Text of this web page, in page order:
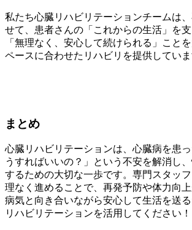
私たち心臓リハビリテーションチームは
せて、患者さんの「これからの生活」を支
「無理なく、安心して続けられる」こと
ペースに合わせたリハビリを提供していま
まとめ
心臓リハビリテーションは、心臓病を患
うすればいいの？」という不安を解消し
するための大切な一歩です。専門スタッ
理なく進めることで、再発予防や体力向上
病気と向き合いながら安心して生活を送
リハビリテーションを活用してください！